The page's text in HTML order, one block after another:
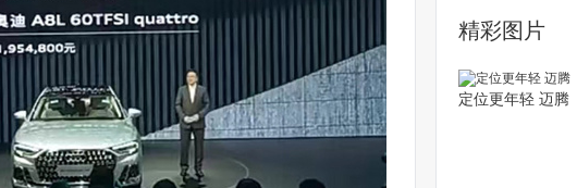
精彩图片
定位更年轻 迈腾